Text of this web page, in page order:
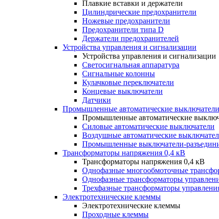
Плавкие вставки и держатели
Цилиндрические предохранители
Ножевые предохранители
Предохранители типа D
Держатели предохранителей
Устройства управления и сигнализации
Устройства управления и сигнализации
Светосигнальная аппаратура
Сигнальные колонны
Кулачковые переключатели
Концевые выключатели
Датчики
Промышленные автоматические
Промышленные автоматические
Силовые автоматические выключатели
Воздушные автоматические
Промышленные выключатели-
Трансформаторы напряжения 0,4 кВ
Трансформаторы напряжения 0,4 кВ
Однофазные многообмоточные
Однофазные трансформаторы
Трехфазные трансформаторы
Электротехнические клеммы
Электротехнические клеммы
Проходные клеммы